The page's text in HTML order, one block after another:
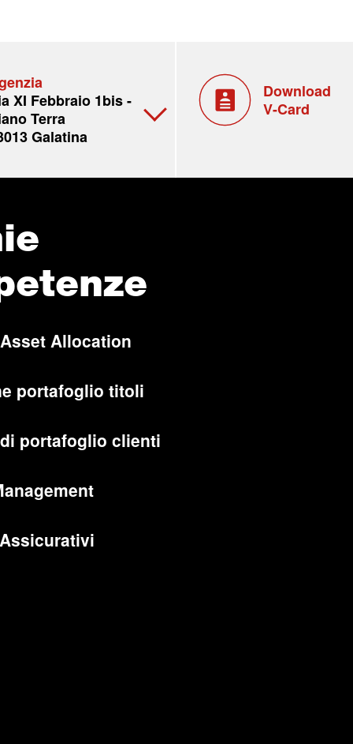
XI Febbraio 1bis -
Terra
Galatina
Download
V-Card
Allocation
portafoglio titoli
portafoglio clienti